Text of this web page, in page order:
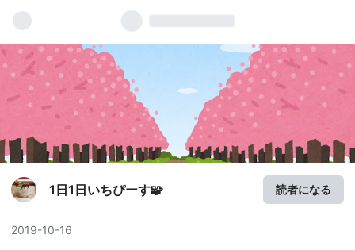
1日1日いちぴーす🧩 読者になる
2019-10-16